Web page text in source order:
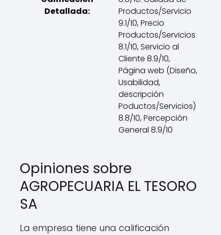
Detallada:
Productos/Servicio
9.1/10, Precio
Productos/Servicios
8.1/10, Servicio al
Cliente 8.9/10,
Página web (Diseño,
Usabilidad,
descripción
Poductos/Servicios)
8.8/10, Percepción
General 8.9/10
Opiniones sobre
AGROPECUARIA EL TESORO
SA
La empresa tiene una calificación